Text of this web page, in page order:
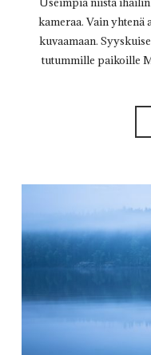
kameraa. Vain yhtenä
kuvaamaan.
tutummille paikoille